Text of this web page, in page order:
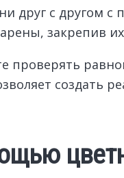
друг с другом
закрепив
проверять
создать